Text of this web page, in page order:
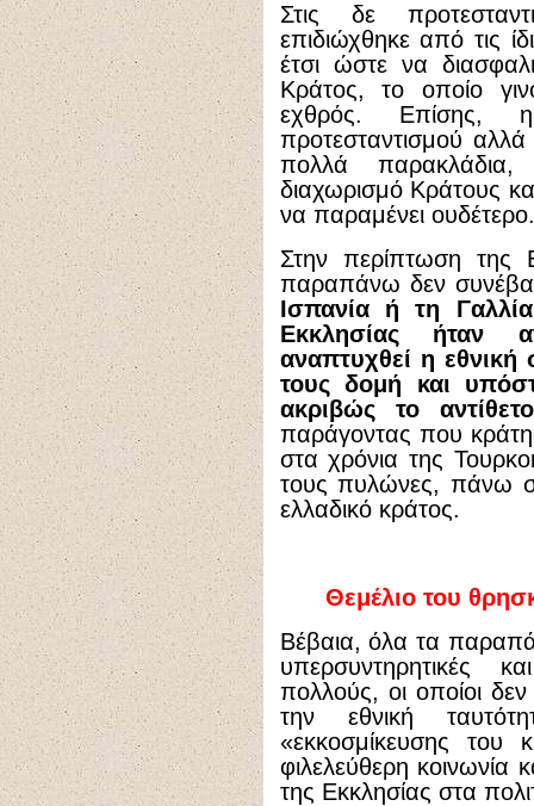
Στις δε
επιδιώχθηκε από τις
έτσι ώστε να
Κράτος, το οποίο
εχθρός. Επίσης,
προτεσταντισμού
πολλά παρακλάδια,
διαχωρισμό Κράτους
να παραμένει ουδέτερο.
Στην περίπτωση
παραπάνω δεν
Ισπανία ή τη
Εκκλησίας ήταν
αναπτυχθεί η εθνική
τους δομή και
ακριβώς το
παράγοντας που
στα χρόνια της
τους πυλώνες, πάνω
ελλαδικό κράτος.
Θεμέλιο του
Βέβαια, όλα τα
υπερσυντηρητικές
πολλούς, οι οποίοι δεν
την εθνική
«εκκοσμίκευσης του
φιλελεύθερη κοινωνία
της Εκκλησίας στα